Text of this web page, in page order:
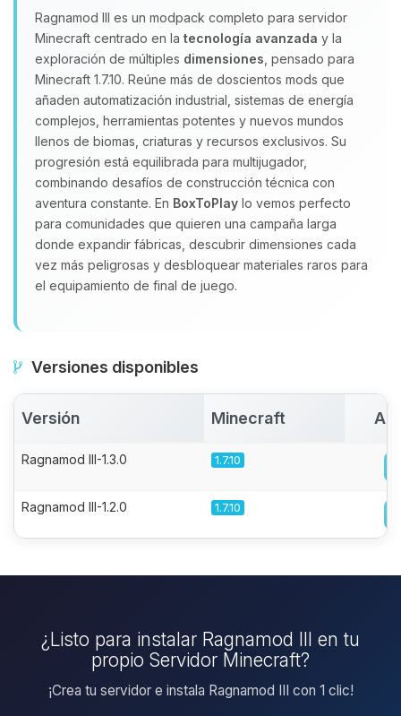
Ragnamod III es un modpack completo para servidor
Minecraft centrado en la tecnología avanzada y la
exploración de múltiples dimensiones , pensado para
Minecraft 1.7.10. Reúne más de doscientos mods que
añaden automatización industrial, sistemas de energía
complejos, herramientas potentes y nuevos mundos
llenos de biomas, criaturas y recursos exclusivos. Su
progresión está equilibrada para multijugador,
combinando desafíos de construcción técnica con
aventura constante. En BoxToPlay lo vemos perfecto
para comunidades que quieren una campaña larga
donde expandir fábricas, descubrir dimensiones cada
vez más peligrosas y desbloquear materiales raros para
el equipamiento de final de juego.
Versiones disponibles
Versión Minecraft
Ragnamod III-1.3.0 1.7.10
Ragnamod III-1.2.0 1.7.10
¿Listo para instalar Ragnamod III en tu
propio Servidor Minecraft?
¡Crea tu servidor e instala Ragnamod III con 1 clic!